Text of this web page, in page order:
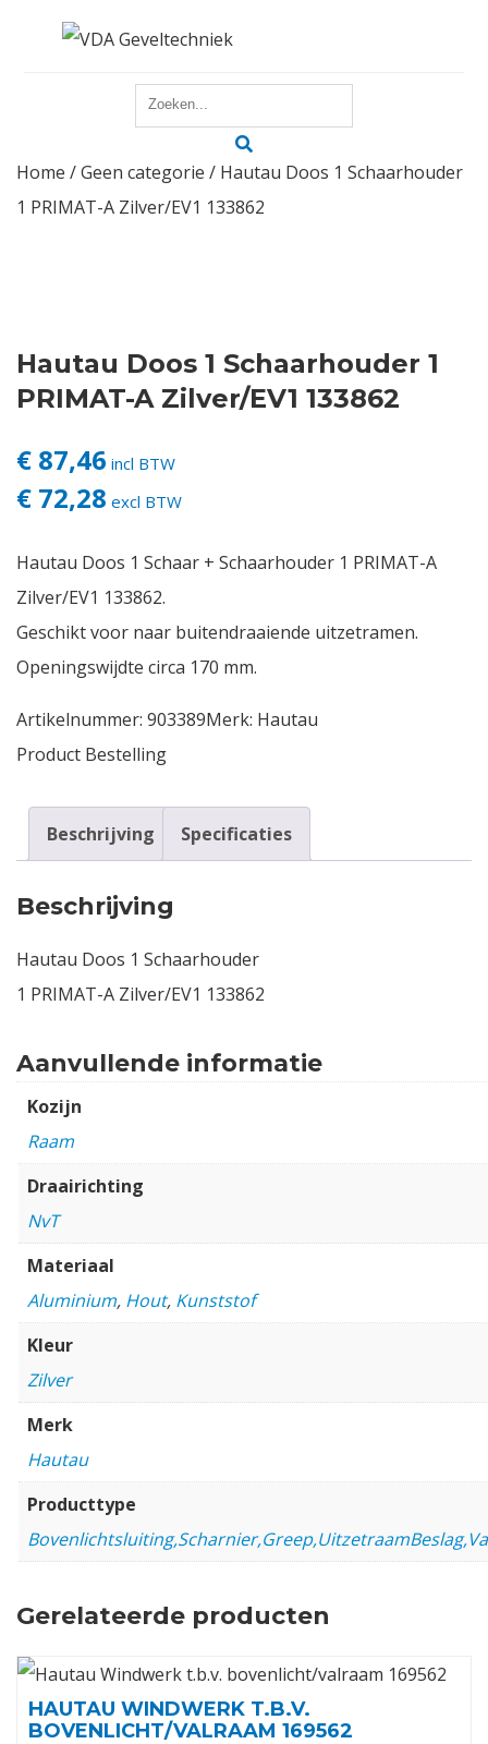
Reparatie
Producten
Actueel
Login
Vacatures
Home /Geen categorie / Hautau Doos 1 Schaarhouder
1 PRIMAT-A Zilver/EV1 133862
Hautau Doos 1 Schaarhouder 1
PRIMAT-A Zilver/EV1 133862
€ 87,46 incl BTW
€ 72,28 excl BTW
Hautau Doos 1 Schaar + Schaarhouder 1 PRIMAT-A
Zilver/EV1 133862.
Geschikt voor naar buitendraaiende uitzetramen.
Openingswijdte circa 170 mm.
Artikelnummer: 903389Merk: Hautau
Product Bestelling
Beschrijving Specificaties
Beschrijving
Hautau Doos 1 Schaarhouder
1 PRIMAT-A Zilver/EV1 133862
Aanvullende informatie
Kozijn
Raam
Draairichting
NvT
Materiaal
Aluminium, Hout, Kunststof
Kleur
Zilver
Merk
Hautau
Producttype
Gerelateerde producten
HAUTAU WINDWERK T.B.V.
BOVENLICHT/VALRAAM 169562